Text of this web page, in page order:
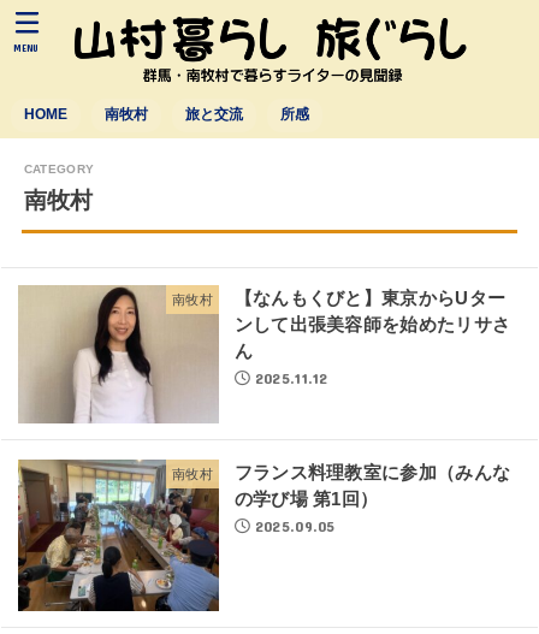
HOME 南牧村 旅と交流 所感
MENU
南牧村
南牧村
【なんもくびと】東京からUター
ンして出張美容師を始めたリサさ
ん
2025.11.12
南牧村
フランス料理教室に参加（みんな
の学び場 第1回）
2025.09.05